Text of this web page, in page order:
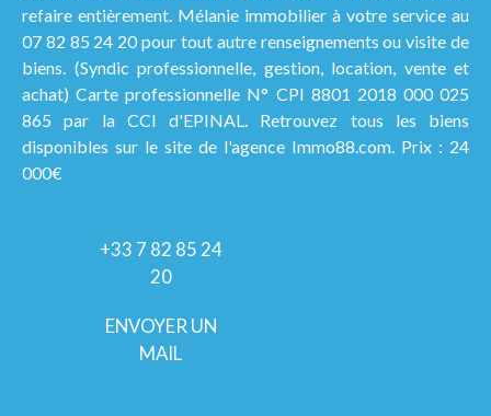
refaire entièrement. Mélanie immobilier à votre service au
07 82 85 24 20 pour tout autre renseignements ou visite de
biens. (Syndic professionnelle, gestion, location, vente et
achat) Carte professionnelle N° CPI 8801 2018 000 025
865 par la CCI d'EPINAL. Retrouvez tous les biens
disponibles sur le site de l'agence Immo88.com. Prix : 24
000€
+33 7 82 85 24
20
ENVOYER UN
MAIL